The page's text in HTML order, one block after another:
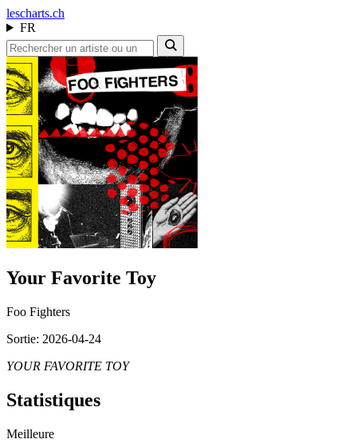
lescharts.ch
FR
Your Favorite Toy
Foo Fighters
Sortie: 2026-04-24
YOUR FAVORITE TOY
Statistiques
Meilleure